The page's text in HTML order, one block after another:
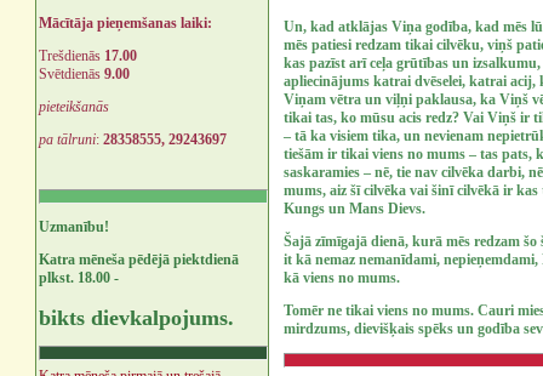
Mācītāja pieņemšanas laiki:
Trešdienās 17.00
Svētdienās 9.00
pieteikšanās
pa tālruni: 28358555, 29243697
Uzmanību!
Katra mēneša pēdējā piektdienā
plkst. 18.00 -
bikts dievkalpojums.
Un, kad atklājas Viņa godība, kad mēs
mēs patiesi redzam tikai cilvēku, viņš
kas pazīst arī ceļa grūtības un
apliecinājums katrai dvēselei, katrai
Viņam vētra un viļņi paklausa, ka Viņš
tikai tas, ko mūsu acis redz? Vai Viņš ir
– tā ka visiem tika, un nevienam
tiešām ir tikai viens no mums – tas pats,
saskaramies – nē, tie nav cilvēka darbi,
mums, aiz šī cilvēka vai šinī cilvēkā ir
Kungs un Mans Dievs.
Šajā zīmīgajā dienā, kurā mēs redzam
it kā nemaz nemanīdami,
kā viens no mums.
Tomēr ne tikai viens no mums. Cauri
mirdzums, dievišķais spēks un godība